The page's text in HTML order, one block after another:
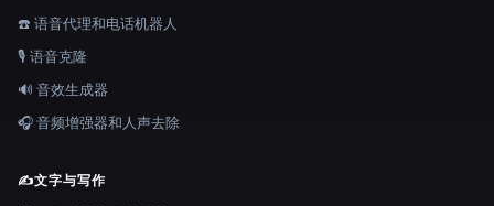
☎️ 语音代理和电话机器人
🎙️ 语音克隆
🔊 音效生成器
🎧 音频增强器和人声去除
✍️文字与写作